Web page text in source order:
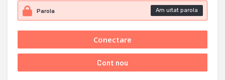
Am uitat parola